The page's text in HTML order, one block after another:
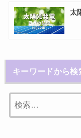
太
キーワードから検